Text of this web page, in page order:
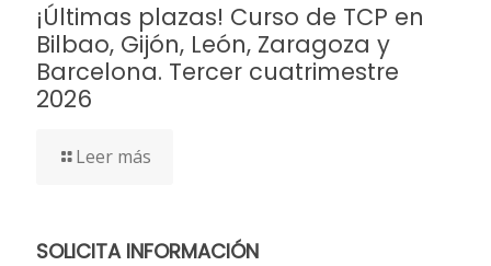
¡Últimas plazas! Curso de TCP en
Bilbao, Gijón, León, Zaragoza y
Barcelona. Tercer cuatrimestre
2026
Leer más
SOLICITA INFORMACIÓN